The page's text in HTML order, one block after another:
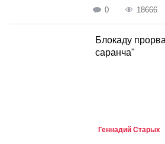
0 18666
Блокаду
саранча"
Геннадий Старых